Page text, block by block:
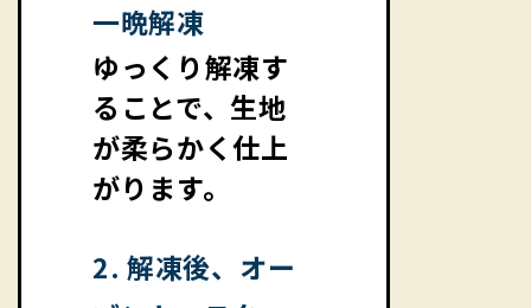
一晩解凍
ゆっくり解凍す
ることで、生地
が柔らかく仕上
がります。
2. 解凍後、オー